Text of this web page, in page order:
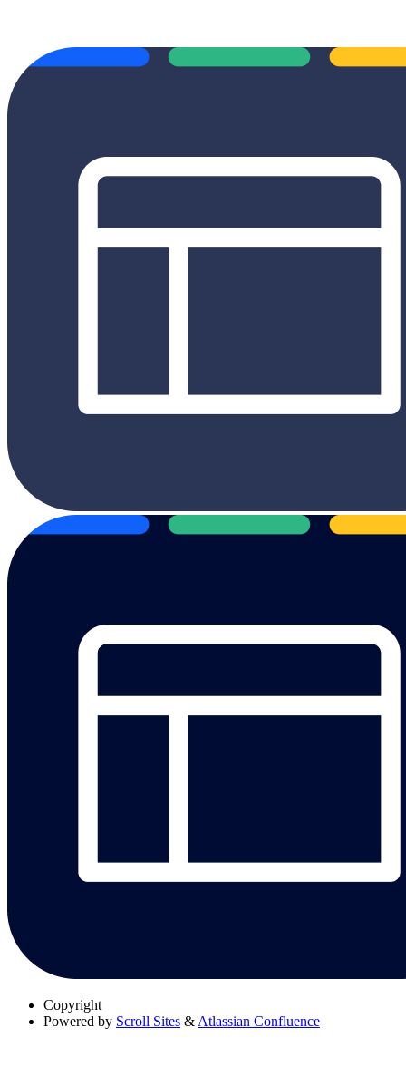
Copyright
Powered by Scroll Sites & Atlassian Confluence